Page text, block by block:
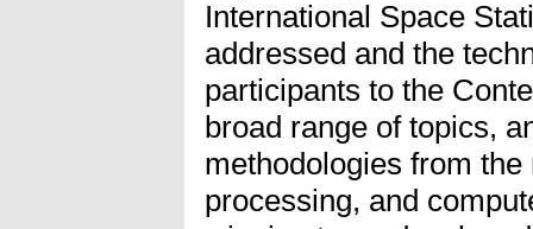
International Space
addressed and the
participants to the
broad range of topics,
methodologies from
processing, and